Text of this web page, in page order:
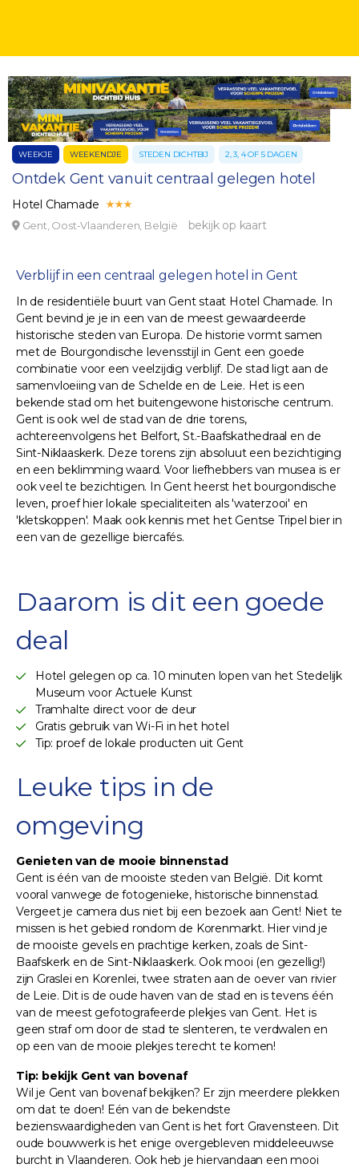
WEEKJE WEEKENDJE STEDEN DICHTBIJ 2, 3, 4 OF 5 DAGEN
Ontdek Gent vanuit centraal gelegen hotel
Hotel Chamade
Gent, Oost-Vlaanderen, België bekijk op kaart
Verblijf in een centraal gelegen hotel in Gent
In de residentiële buurt van Gent staat Hotel Chamade. In
Gent bevind je je in een van de meest gewaardeerde
historische steden van Europa. De historie vormt samen
met de Bourgondische levensstijl in Gent een goede
combinatie voor een veelzijdig verblijf. De stad ligt aan de
samenvloeiing van de Schelde en de Leie. Het is een
bekende stad om het buitengewone historische centrum.
Gent is ook wel de stad van de drie torens,
achtereenvolgens het Belfort, St.-Baafskathedraal en de
Sint-Niklaaskerk. Deze torens zijn absoluut een bezichtiging
en een beklimming waard. Voor liefhebbers van musea is er
ook veel te bezichtigen. In Gent heerst het bourgondische
leven, proef hier lokale specialiteiten als 'waterzooi' en
'kletskoppen'. Maak ook kennis met het Gentse Tripel bier in
een van de gezellige biercafés.
Daarom is dit een goede
deal
Hotel gelegen op ca. 10 minuten lopen van het Stedelijk
Museum voor Actuele Kunst
Tramhalte direct voor de deur
Gratis gebruik van Wi-Fi in het hotel
Tip: proef de lokale producten uit Gent
Leuke tips in de
omgeving
Genieten van de mooie binnenstad
Gent is één van de mooiste steden van België. Dit komt
vooral vanwege de fotogenieke, historische binnenstad.
Vergeet je camera dus niet bij een bezoek aan Gent! Niet te
missen is het gebied rondom de Korenmarkt. Hier vind je
de mooiste gevels en prachtige kerken, zoals de Sint-
Baafskerk en de Sint-Niklaaskerk. Ook mooi (en gezellig!)
zijn Graslei en Korenlei, twee straten aan de oever van rivier
de Leie. Dit is de oude haven van de stad en is tevens één
van de meest gefotografeerde plekjes van Gent. Het is
geen straf om door de stad te slenteren, te verdwalen en
op een van de mooie plekjes terecht te komen!
Tip: bekijk Gent van bovenaf
Wil je Gent van bovenaf bekijken? Er zijn meerdere plekken
om dat te doen! Eén van de bekendste
bezienswaardigheden van Gent is het fort Gravensteen. Dit
oude bouwwerk is het enige overgebleven middeleeuwse
burcht in Vlaanderen. Ook heb je hiervandaan een mooi